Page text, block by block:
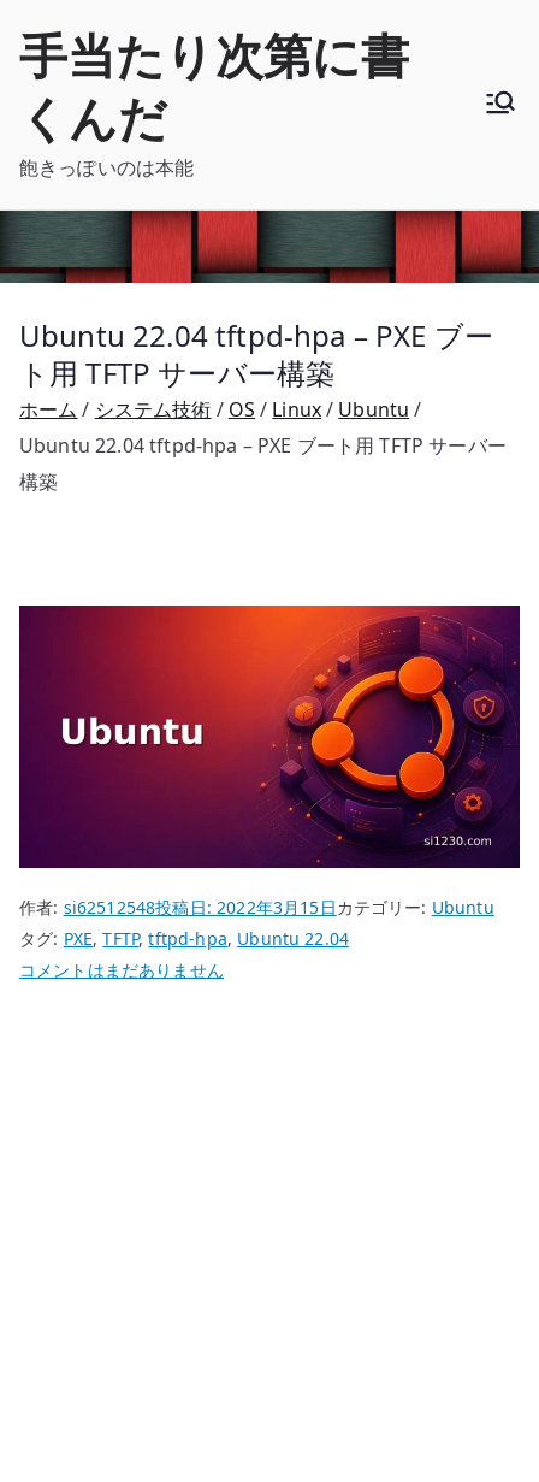
手当たり次第に書
くんだ
飽きっぽいのは本能
Ubuntu 22.04 tftpd-hpa – PXE ブー
ト用 TFTP サーバー構築
ホーム システム技術 OS Linux
Ubuntu
Ubuntu 22.04 tftpd-hpa – PXE ブート用 TFTP サーバー
構築
作者: si62512548投稿日:2022年3月15日カテゴリー: Ubuntu
タグ: PXE,TFTP,tftpd-hpa, Ubuntu 22.04
Ubuntu
コメントはまだありません